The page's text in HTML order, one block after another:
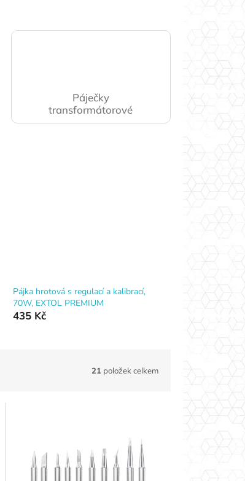
Páječky
transformátorové
Pájka hrotová s regulací a kalibrací,
70W, EXTOL PREMIUM
435 Kč
21 položek celkem